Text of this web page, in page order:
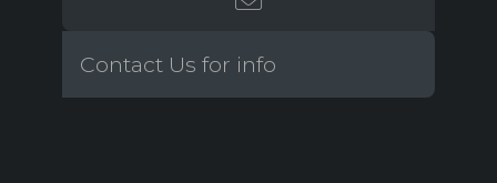
Contact Us for info